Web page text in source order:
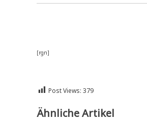
[rgn]
Post Views: 379
Ähnliche Artikel